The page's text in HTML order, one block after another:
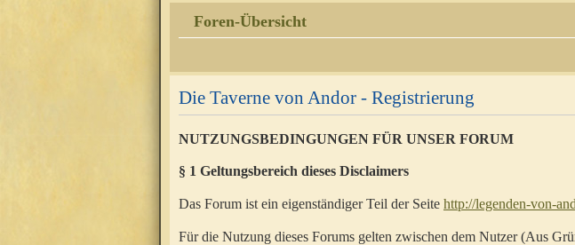
Foren-Übersicht
Die Taverne von Andor - Registrierung
NUTZUNGSBEDINGUNGEN FÜR UNSER FORUM
§ 1 Geltungsbereich dieses Disclaimers
Das Forum ist ein eigenständiger Teil der Seite http://legenden-von-
Für die Nutzung dieses Forums gelten zwischen dem Nutzer (Aus